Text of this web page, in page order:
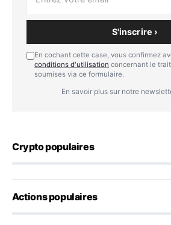
S'inscrire ›
En cochant cette case, vous confirmez
conditions d'utilisation concernant le
soumises via ce formulaire.
En savoir plus sur notre
Crypto populaires
Actions populaires